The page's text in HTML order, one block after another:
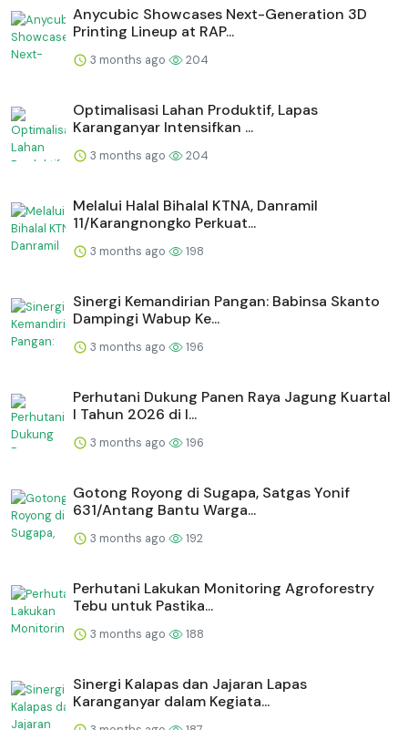
Anycubic Showcases Next-Generation 3D
Printing Lineup at RAP...
3 months ago 204
Optimalisasi Lahan Produktif, Lapas
Karanganyar Intensifkan ...
3 months ago 204
Melalui Halal Bihalal KTNA, Danramil
11/Karangnongko Perkuat...
3 months ago 198
Sinergi Kemandirian Pangan: Babinsa Skanto
Dampingi Wabup Ke...
3 months ago 196
Perhutani Dukung Panen Raya Jagung Kuartal
I Tahun 2026 di I...
3 months ago 196
Gotong Royong di Sugapa, Satgas Yonif
631/Antang Bantu Warga...
3 months ago 192
Perhutani Lakukan Monitoring Agroforestry
Tebu untuk Pastika...
3 months ago 188
⁠Sinergi Kalapas dan Jajaran Lapas
Karanganyar dalam Kegiata...